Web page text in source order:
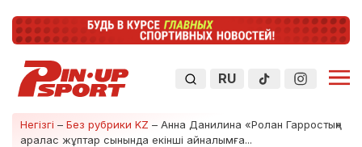
RU
Негізгі – Без рубрики KZ – Анна Данилина «Ролан Гарростың»
аралас жұптар сынында екінші айналымға...